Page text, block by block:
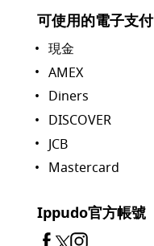
可使用的電子支付
現金
AMEX
Diners
DISCOVER
JCB
Mastercard
Ippudo官方帳號